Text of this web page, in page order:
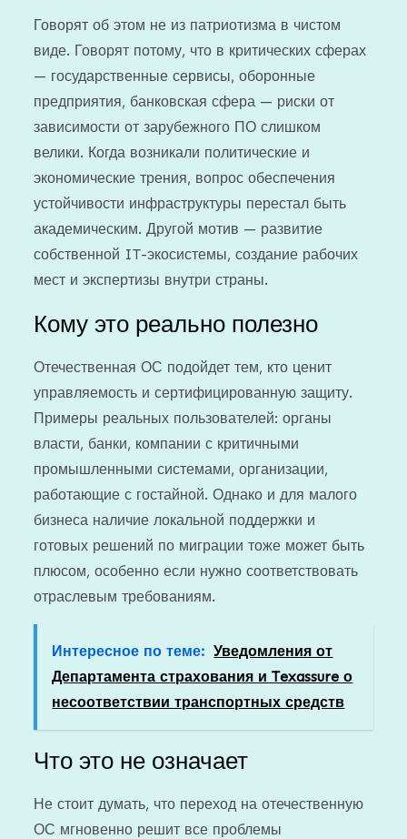
Говорят об этом не из патриотизма в чистом
виде. Говорят потому, что в критических сферах
— государственные сервисы, оборонные
предприятия, банковская сфера — риски от
зависимости от зарубежного ПО слишком
велики. Когда возникали политические и
экономические трения, вопрос обеспечения
устойчивости инфраструктуры перестал быть
академическим. Другой мотив — развитие
собственной IT-экосистемы, создание рабочих
мест и экспертизы внутри страны.
Кому это реально полезно
Отечественная ОС подойдет тем, кто ценит
управляемость и сертифицированную защиту.
Примеры реальных пользователей: органы
власти, банки, компании с критичными
промышленными системами, организации,
работающие с гостайной. Однако и для малого
бизнеса наличие локальной поддержки и
готовых решений по миграции тоже может быть
плюсом, особенно если нужно соответствовать
отраслевым требованиям.
Интересное по теме: Уведомления от
Департамента страхования и Texassure о
несоответствии транспортных средств
Что это не означает
Не стоит думать, что переход на отечественную
ОС мгновенно решит все проблемы